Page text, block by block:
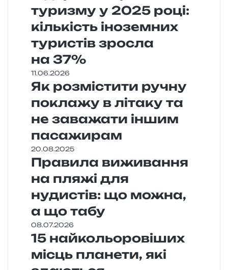
туризму у 2025 році:
кількість іноземних
туристів зросла
на 37%
11.06.2026
Як розмістити ручну
поклажу в літаку та
не заважати іншим
пасажирам
20.08.2025
Правила виживання
на пляжі для
нудистів: що можна,
а що табу
08.07.2026
15 найкольоровіших
місць планети, які